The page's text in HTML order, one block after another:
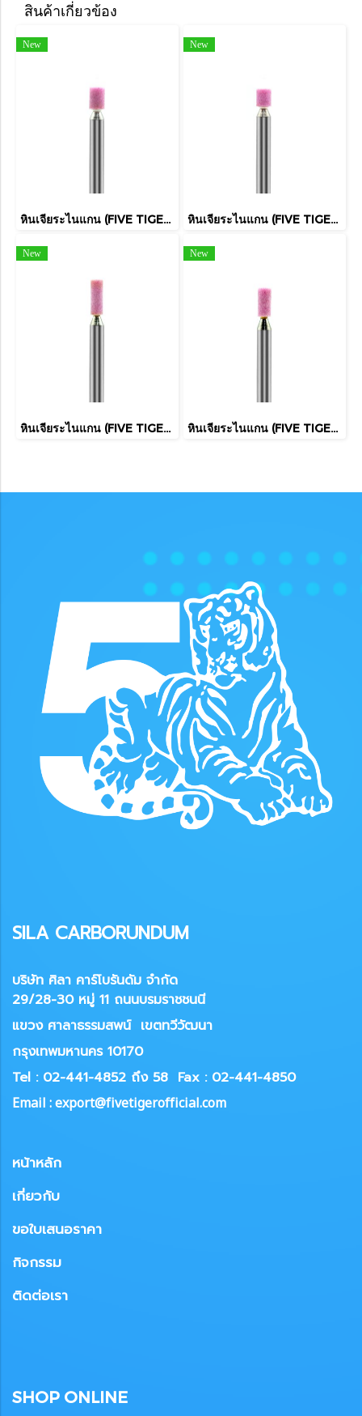
สินค้าเกี่ยวข้อง
New
หินเจียระไนแกน (FIVE TIGER)
New
หินเจียระไนแกน (FIVE TIGER)
New
หินเจียระไนแกน (FIVE TIGER)
New
หินเจียระไนแกน (FIVE TIGER)
SILA CARBORUNDUM
บริษัท ศิลา คาร์โบรันดัม จำกัด
29/28-30 หมู่ 11 ถนนบรมราชชนนี
แขวง ศาลาธรรมสพน์ เขตทวีวัฒนา
กรุงเทพมหานคร 10170
Tel : 02-441-4852 ถึง 58 Fax : 02-441-4850
Email : export@fivetigerofficial.com
หน้าหลัก
เกี่ยวกับ
ขอใบเสนอราคา
กิจกรรม
ติดต่อเรา
SHOP ONLINE